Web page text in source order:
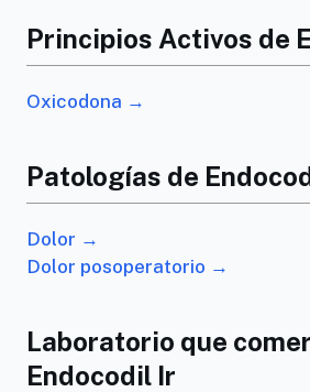
Principios Activos de
Oxicodona →
Patologías de
Dolor →
Dolor posoperatorio →
Laboratorio que
Endocodil Ir